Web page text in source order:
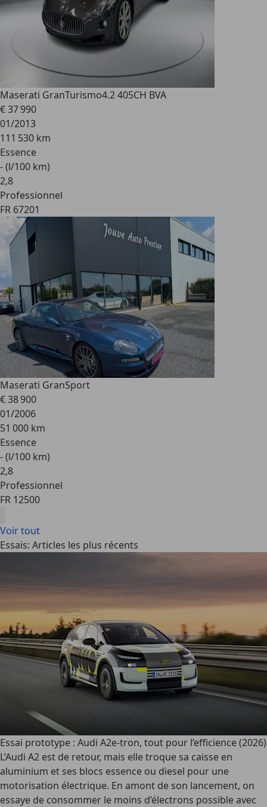
Maserati GranTurismo4.2 405CH BVA
€ 37 990
01/2013
111 530 km
Essence
- (l/100 km)
2,8
Professionnel
FR 67201
Maserati GranSport
€ 38 900
01/2006
51 000 km
Essence
- (l/100 km)
2,8
Professionnel
FR 12500
Voir tout
Essais: Articles les plus récents
Essai prototype : Audi A2e-tron, tout pour l’efficience (2026)
L’Audi A2 est de retour, mais elle troque sa caisse en
aluminium et ses blocs essence ou diesel pour une
motorisation électrique. En amont de son lancement, on
essaye de consommer le moins d’électrons possible avec